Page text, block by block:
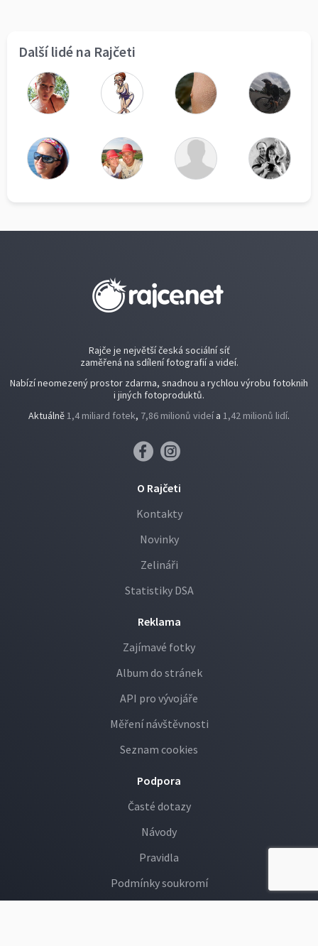
Další lidé na Rajčeti
Rajče je největší česká sociální síť
zaměřená na sdílení fotografií a videí.
Nabízí neomezený prostor zdarma, snadnou a rychlou výrobu fotoknih
i jiných fotoproduktů.
Aktuálně1,4 miliard fotek, 7,86 milionů videí a 1,42 milionů lidí.
O Rajčeti
Kontakty
Novinky
Zelináři
Statistiky DSA
Reklama
Zajímavé fotky
Album do stránek
API pro vývojáře
Měření návštěvnosti
Seznam cookies
Podpora
Časté dotazy
Návody
Pravidla
Podmínky soukromí